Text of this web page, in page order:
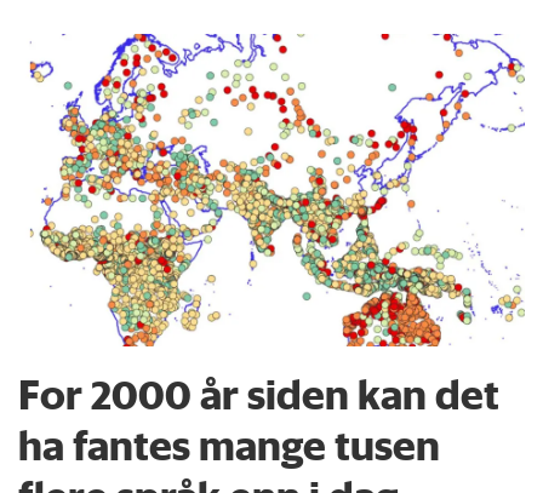
For 2000 år siden kan det
ha fantes mange tusen